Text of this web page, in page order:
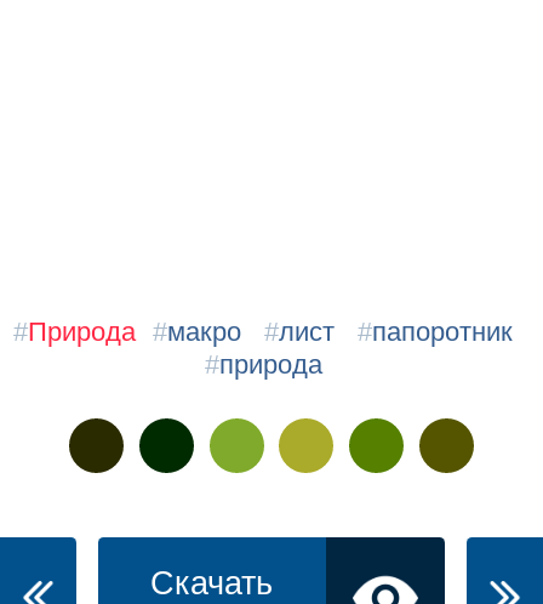
#Природа #макро #лист #папоротник
#природа
Скачать